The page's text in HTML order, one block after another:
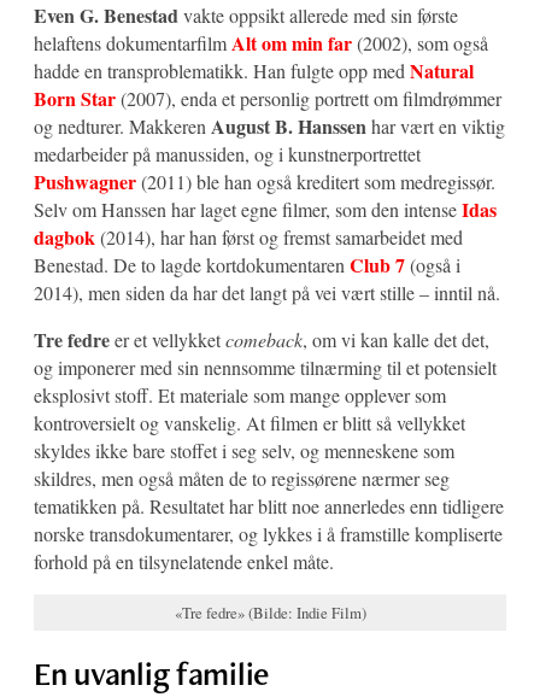
Even G. Benestadvakte oppsikt allerede med sin første
helaftens dokumentarfilmAlt om min far(2002), som også
hadde en transproblematikk. Han fulgte opp med Natural
Born Star(2007), enda et personlig portrett om filmdrømmer
og nedturer. Makkeren August B. Hanssenhar vært en viktig
medarbeider på manussiden, og i kunstnerportrettet
Pushwagner(2011) ble han også kreditert som medregissør.
Selv om Hanssen har laget egne filmer, som den intenseIdas
dagbok(2014), har han først og fremst samarbeidet med
Benestad. De to lagde kortdokumentaren Club 7(også i
2014), men siden da har det langt på vei vært stille – inntil nå.
Tre fedreer et vellykketcomeback, om vi kan kalle det det,
og imponerer med sin nennsomme tilnærming til et potensielt
eksplosivt stoff. Et materiale som mange opplever som
kontroversielt og vanskelig. At filmen er blitt så vellykket
skyldes ikke bare stoffet i seg selv, og menneskene som
skildres, men også måten de to regissørene nærmer seg
tematikken på. Resultatet har blitt noe annerledes enn tidligere
norske transdokumentarer, og lykkes i å framstille kompliserte
forhold på en tilsynelatende enkel måte.
«Tre fedre» (Bilde: Indie Film)
En uvanlig familie